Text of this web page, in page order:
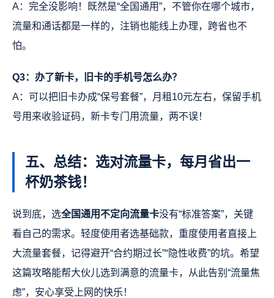
A：完全没影响！既然是“全国通用”，不管你在哪个城市，
流量和通话都是一样的，注销也能线上办理，跨省也不
怕。
Q3：办了新卡，旧卡的手机号怎么办？
A：可以把旧卡办成“保号套餐”，月租10元左右，保留手机
号用来收验证码，新卡专门用流量，两不误！
五、总结：选对流量卡，每月省出一
杯奶茶钱！
说到底，选全国通用不定向流量卡没有“标准答案”，关键
看自己的需求。轻度使用者选基础款，重度使用者直接上
大流量套餐，记得避开“合约期过长”“隐性收费”的坑。希望
这篇攻略能帮大伙儿选到满意的流量卡，从此告别“流量焦
虑”，安心享受上网的快乐！